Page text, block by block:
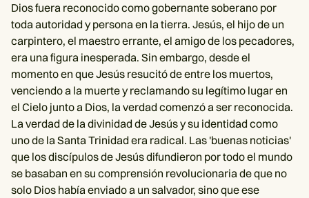
Dios fuera reconocido como gobernante soberano por
toda autoridad y persona en la tierra. Jesús, el hijo de un
carpintero, el maestro errante, el amigo de los pecadores,
era una figura inesperada. Sin embargo, desde el
momento en que Jesús resucitó de entre los muertos,
venciendo a la muerte y reclamando su legítimo lugar en
el Cielo junto a Dios, la verdad comenzó a ser reconocida.
La verdad de la divinidad de Jesús y su identidad como
uno de la Santa Trinidad era radical. Las 'buenas noticias'
que los discípulos de Jesús difundieron por todo el mundo
se basaban en su comprensión revolucionaria de que no
solo Dios había enviado a un salvador, sino que ese